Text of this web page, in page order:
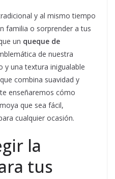
y al mismo tiempo
familia o sorprender a tus
un queque de
de nuestra
y una textura inigualable
combina suavidad y
enseñaremos cómo
que sea fácil,
cualquier ocasión.
la
tus